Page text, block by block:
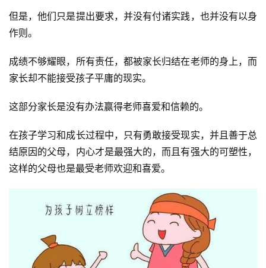
但是，他们只是提出要求，并没有付诸实践，也并没有以身
作则。
成绩不够耀眼，所有责任，都被家长归结在老师的身上，而
家长却不能接受孩子平庸的现实。
这部分家长是没有办法赢得老师喜爱和信赖的。
在孩子学习和成长过程中，只有勇敢接受现实，并且善于总
结原因的父母，内心才是最强大的，而且有强大的可塑性，
这样的父母也是最受老师欢迎和喜爱。